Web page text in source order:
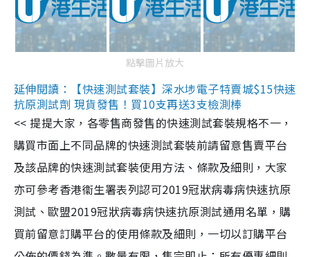
點擊圖片放大
延伸閱讀：【快速測試套裝】深水埗電子特賣城$15快速
抗原測試劑 現貨發售！買10支再送3支檢測棒
<< 提提大家，各零售商發售的快速測試套裝規格不一，
購買市面上不同品牌的快速測試套裝前請留意售賣平台
及該品牌的快速測試套裝使用方法、條款及細則，大家
亦可參考香港衞生署表列認可2019冠狀病毒病快速抗原
測試、歐盟2019冠狀病毒病快速抗原測試通用名單，購
買前留意訂購平台的使用條款及細則，一切以訂購平台